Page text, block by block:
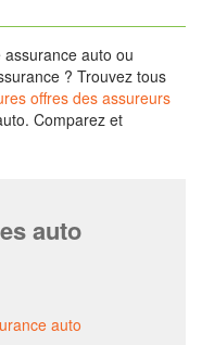
auto ou
? Trouvez tous
offres des assureurs
Comparez et
auto
auto